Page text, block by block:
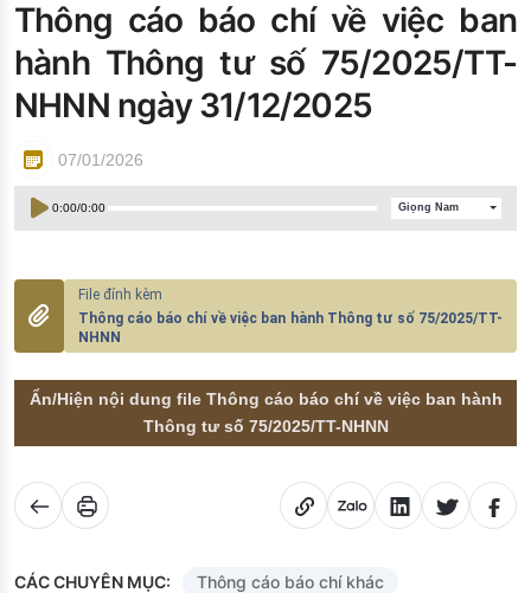
Đào tạo ISO
Thông cáo báo chí về việc ban
hành Thông tư số 75/2025/TT-
NHNN ngày 31/12/2025
07/01/2026
0:00/0:00 Giọng Nam
Thông cáo báo chí về việc ban hành Thông tư số 75/2025/TT-
NHNN
Ẩn/Hiện nội dung file Thông cáo báo chí về việc ban hành
Thông tư số 75/2025/TT-NHNN
CÁC CHUYÊN MỤC: Thông cáo báo chí khác